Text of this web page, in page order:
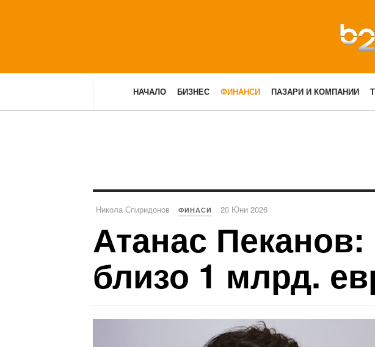
НАЧАЛО БИЗНЕС ФИНАНСИ ПАЗАРИ И КОМПАНИИ
Никола Спиридонов ФИНАСИ 20 Юни 2026
Атанас
близо 1 млрд.